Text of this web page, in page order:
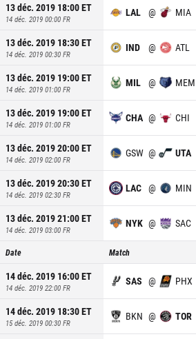
13 déc. 2019 18:00ET
14 déc. 2019 00:00 FR
LAL @ MIA
13 déc. 2019 18:30ET
14 déc. 2019 00:30 FR
IND @ ATL
13 déc. 2019 19:00ET
14 déc. 2019 01:00 FR
MIL @ MEM
13 déc. 2019 19:00ET
14 déc. 2019 01:00 FR
CHA @ CHI
13 déc. 2019 20:00ET
14 déc. 2019 02:00 FR
GSW @ UTA
13 déc. 2019 20:30ET
14 déc. 2019 02:30 FR
LAC @ MIN
13 déc. 2019 21:00ET
14 déc. 2019 03:00 FR
NYK @ SAC
Date Match
14 déc. 2019 16:00ET
14 déc. 2019 22:00 FR
SAS @ PHX
14 déc. 2019 18:30ET
15 déc. 2019 00:30 FR
BKN @ TOR